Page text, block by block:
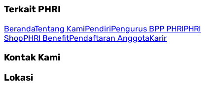
Terkait PHRI
BerandaTentang KamiPendiriPengurus BPP PHRIPHRI
ShopPHRI BenefitPendaftaran AnggotaKarir
Kontak Kami
Lokasi